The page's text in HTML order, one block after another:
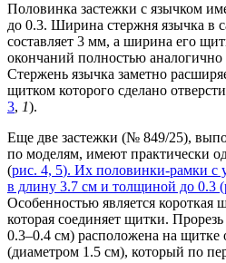
Половинка застежки с язычком
до 0.3. Ширина стержня язычка в
составляет 3 мм, а ширина его
окончаний полностью
Стержень язычка заметно
щитком которого сделано
3, 1).
Еще две застежки (№ 849/25),
по моделям, имеют практически
(рис. 4, 5). Их половинки-рамки с
в длину 3.7 см и толщиной до 0.3 (
Особенностью является
которая соединяет щитки.
0.3–0.4 см) расположена на
(диаметром 1.5 см), который по